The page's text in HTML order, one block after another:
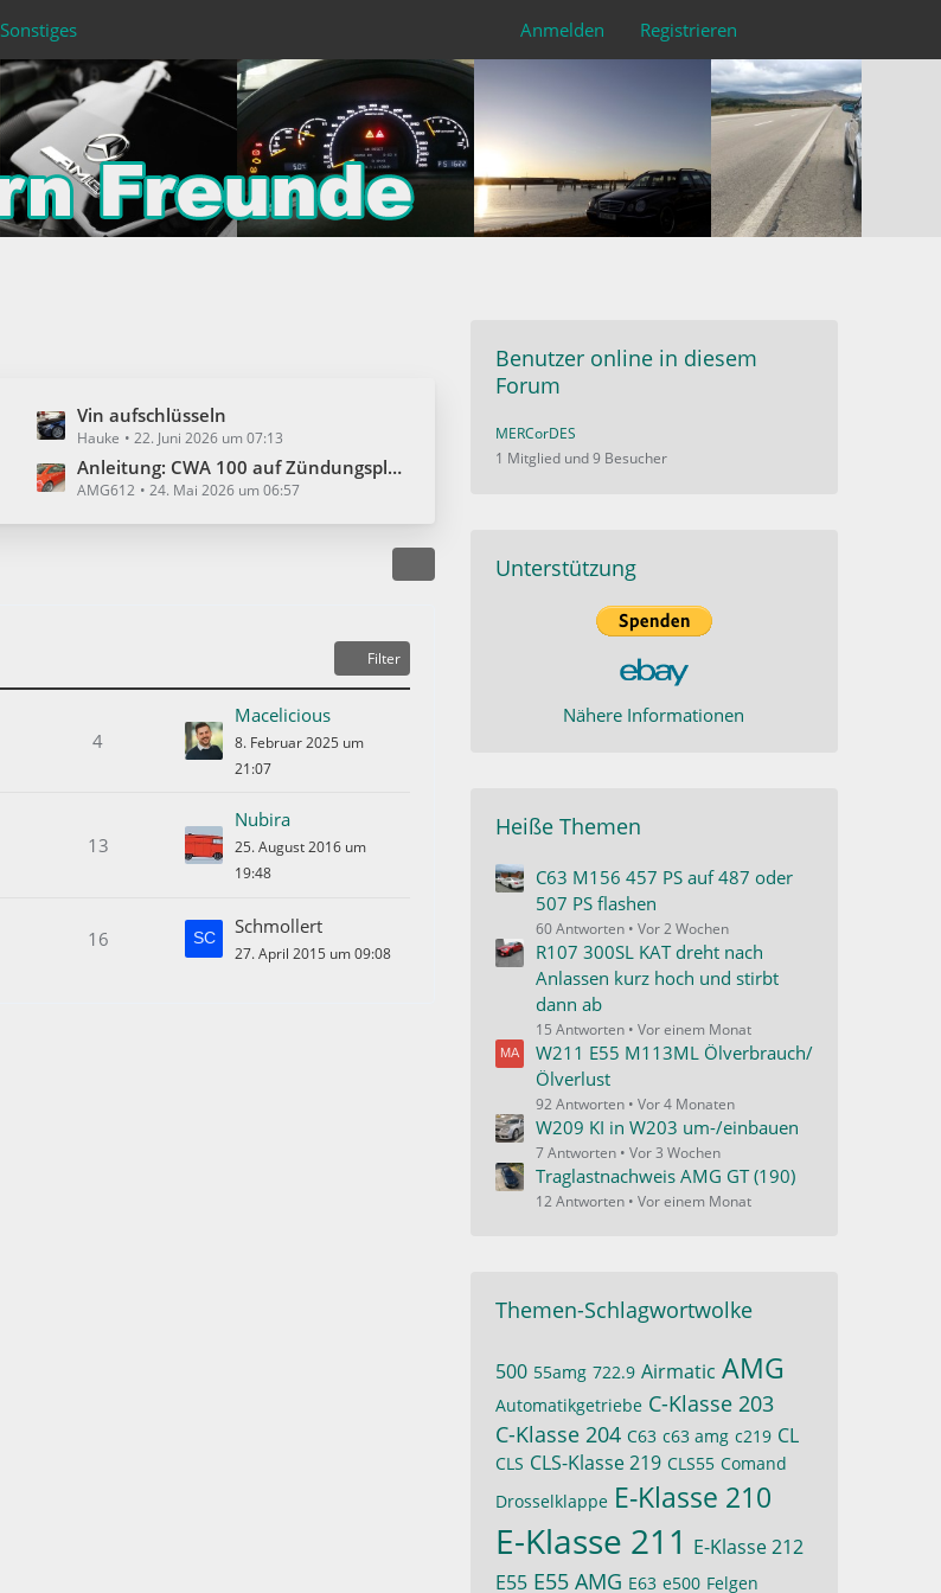
Sonstiges Anmelden Registrieren
L
e
t
z
t
Vin aufschlüsseln
Hauke 22. Juni 2026 um 07:13
Anleitung: CWA 100 auf Zündungsplus verbauen
AMG612 24. Mai 2026 um 06:57
Filter
4
Macelicious
8. Februar 2025 um
21:07
13
Nubira
25. August 2016 um
19:48
16
Schmollert
27. April 2015 um 09:08
Benutzer online in diesem
Forum
MERCorDES
1 Mitglied und 9 Besucher
Unterstützung
Nähere Informationen
Heiße Themen
C63 M156 457 PS auf 487 oder
507 PS flashen
60 Antworten Vor 2 Wochen
R107 300SL KAT dreht nach
Anlassen kurz hoch und stirbt
dann ab
15 Antworten Vor einem Monat
W211 E55 M113ML Ölverbrauch/
Ölverlust
92 Antworten Vor 4 Monaten
W209 KI in W203 um-/einbauen
7 Antworten Vor 3 Wochen
Traglastnachweis AMG GT (190)
12 Antworten Vor einem Monat
Themen-Schlagwortwolke
500 55amg 722.9 Airmatic AMG
Automatikgetriebe C-Klasse 203
C-Klasse 204 C63 c63 amg c219 CL
CLS CLS-Klasse 219 CLS55 Comand
Drosselklappe E-Klasse 210
E-Klasse 211 E-Klasse 212
E55 E55 AMG E63 e500 Felgen